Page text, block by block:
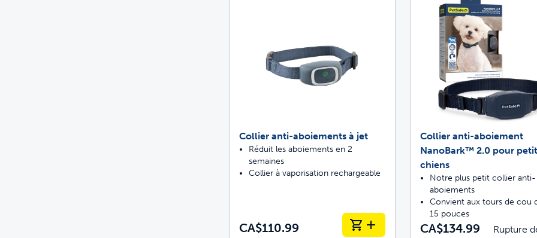
Collier anti-aboiements à jet
Réduit les aboiements en 2
semaines
Collier à vaporisation rechargeable
CA$110.99
Collier anti-aboiement
NanoBark™ 2.0 pour
chiens
Notre plus petit collier anti-
aboiements
Convient aux tours de cou
15 pouces
CA$134.99 Rupture